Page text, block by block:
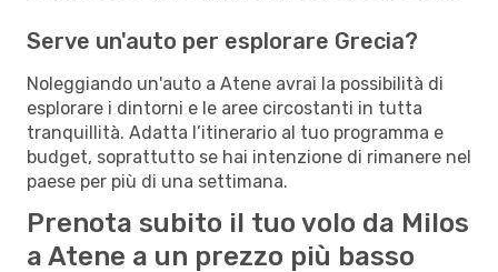
Serve un'auto per esplorare Grecia?
Noleggiando un'auto a Atene avrai la possibilità di
esplorare i dintorni e le aree circostanti in tutta
tranquillità. Adatta l’itinerario al tuo programma e
budget, soprattutto se hai intenzione di rimanere nel
paese per più di una settimana.
Prenota subito il tuo volo da Milos
a Atene a un prezzo più basso